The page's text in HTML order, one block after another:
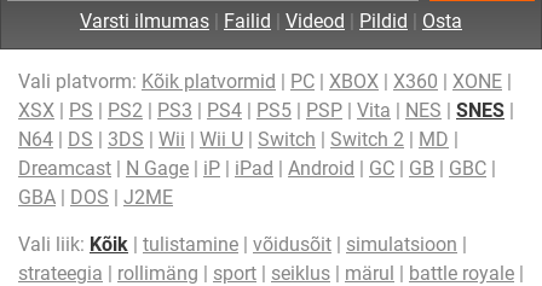
Varsti ilmumas | Failid | Videod | Pildid | Osta
Vali platvorm: Kõik platvormid | PC | XBOX | X360 | XONE |
XSX | PS | PS2 | PS3 | PS4 | PS5 | PSP | Vita | NES | SNES |
N64 | DS | 3DS | Wii | Wii U | Switch | Switch 2 | MD |
Dreamcast | N Gage | iP | iPad | Android | GC | GB | GBC |
GBA | DOS | J2ME
Vali liik: Kõik | tulistamine | võidusõit | simulatsioon |
strateegia | rollimäng | sport | seiklus | märul | battle royale |